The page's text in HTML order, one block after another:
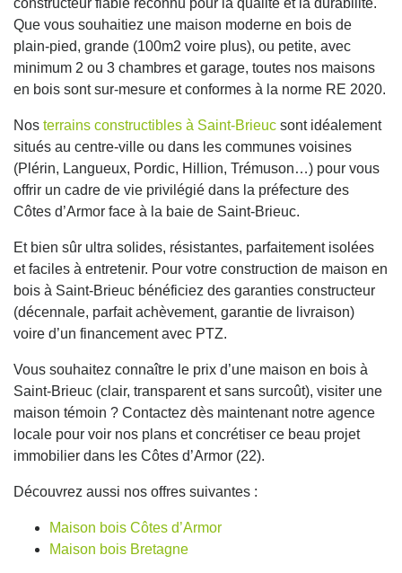
constructeur fiable reconnu pour la qualité et la durabilité.
Que vous souhaitiez une maison moderne en bois de
plain-pied, grande (100m2 voire plus), ou petite, avec
minimum 2 ou 3 chambres et garage, toutes nos maisons
en bois sont sur-mesure et conformes à la norme RE 2020.
Nos terrains constructibles à Saint-Brieuc sont idéalement
situés au centre-ville ou dans les communes voisines
(Plérin, Langueux, Pordic, Hillion, Trémuson…) pour vous
offrir un cadre de vie privilégié dans la préfecture des
Côtes d’Armor face à la baie de Saint-Brieuc.
Et bien sûr ultra solides, résistantes, parfaitement isolées
et faciles à entretenir. Pour votre construction de maison en
bois à Saint-Brieuc bénéficiez des garanties constructeur
(décennale, parfait achèvement, garantie de livraison)
voire d’un financement avec PTZ.
Vous souhaitez connaître le prix d’une maison en bois à
Saint-Brieuc (clair, transparent et sans surcoût), visiter une
maison témoin ? Contactez dès maintenant notre agence
locale pour voir nos plans et concrétiser ce beau projet
immobilier dans les Côtes d’Armor (22).
Découvrez aussi nos offres suivantes :
Maison bois Côtes d’Armor
Maison bois Bretagne